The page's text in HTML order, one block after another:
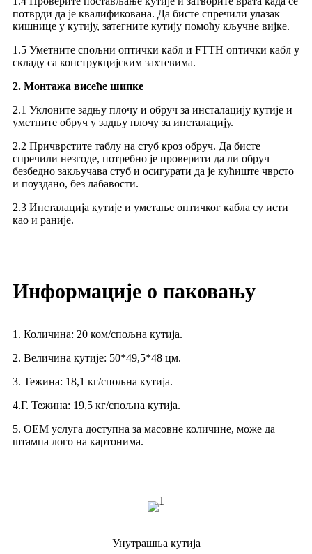
потврди да је квалификована. Да бисте спречили улазак
кишнице у кутију, затегните кутију помоћу кључне вијке.
1.5 Уметните спољни оптички кабл и FTTH оптички кабл у
складу са конструкцијским захтевима.
2. Монтажа висеће шипке
2.1 Уклоните задњу плочу и обруч за инсталацију кутије и
уметните обруч у задњу плочу за инсталацију.
2.2 Причврстите таблу на стуб кроз обруч. Да бисте
спречили незгоде, потребно је проверити да ли обруч
безбедно закључава стуб и осигурати да је кућиште чврсто
и поуздано, без лабавости.
2.3 Инсталација кутије и уметање оптичког кабла су исти
као и раније.
Информације о паковању
1. Количина: 20 ком/спољна кутија.
2. Величина кутије: 50*49,5*48 цм.
3. Тежина: 18,1 кг/спољна кутија.
4.Г. Тежина: 19,5 кг/спољна кутија.
5. ОЕМ услуга доступна за масовне количине, може да
штампа лого на картонима.
Унутрашња кутија